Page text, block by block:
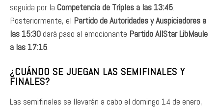
seguida por la Competencia de Triples a las 13:45
Posteriormente, el Partido de Autoridades y Auspiciadores a
las 15:30dará paso al emocionante Partido AllStar LibMaule
a las 17:15
¿CUÁNDO SE JUEGAN LAS SEMIFINALES Y
FINALES?
Las semifinales se llevarán a cabo el domingo 14 de enero,